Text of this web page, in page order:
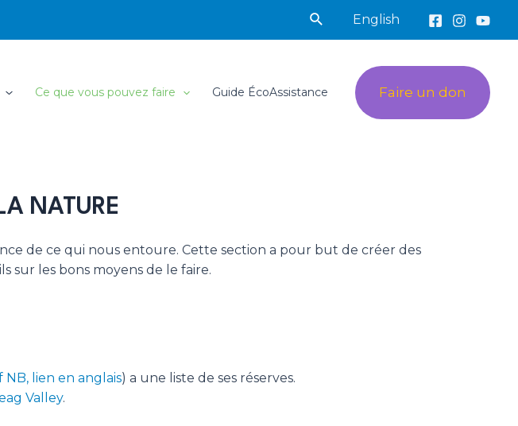
Rechercher
English
Ce que vous pouvez faire Guide ÉcoAssistance Faire un don
NATURE
de ce qui nous entoure. Cette section a pour but de créer des
sur les bons moyens de le faire.
lien en anglais) a une liste de ses réserves.
Valley.